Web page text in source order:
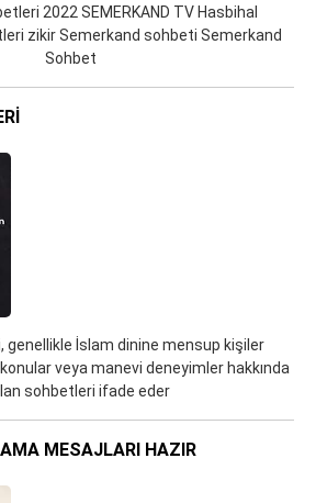
2022 SEMERKAND TV Hasbihal
zikir Semerkand sohbeti Semerkand
Sohbet
genellikle İslam dinine mensup kişiler
veya manevi deneyimler hakkında
sohbetleri ifade eder
MESAJLARI HAZIR